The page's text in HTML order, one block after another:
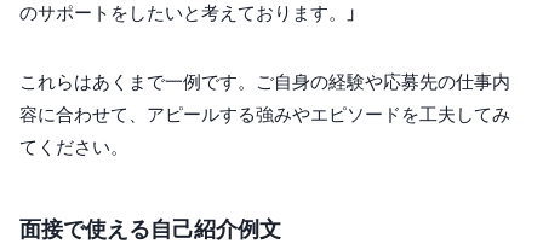
のサポートをしたいと考えております。」
これらはあくまで一例です。ご自身の経験や応募先の仕事内
容に合わせて、アピールする強みやエピソードを工夫してみ
てください。
面接で使える自己紹介例文